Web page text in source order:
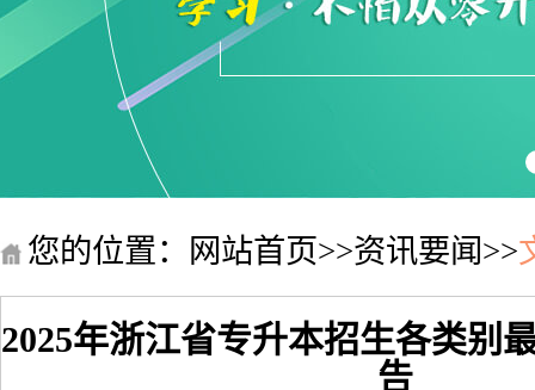
您的位置： 网站首页>>资讯要闻 >>
2025年浙江省专升本招生各类别
告